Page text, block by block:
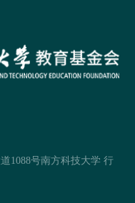
1088号南方科技大学 行